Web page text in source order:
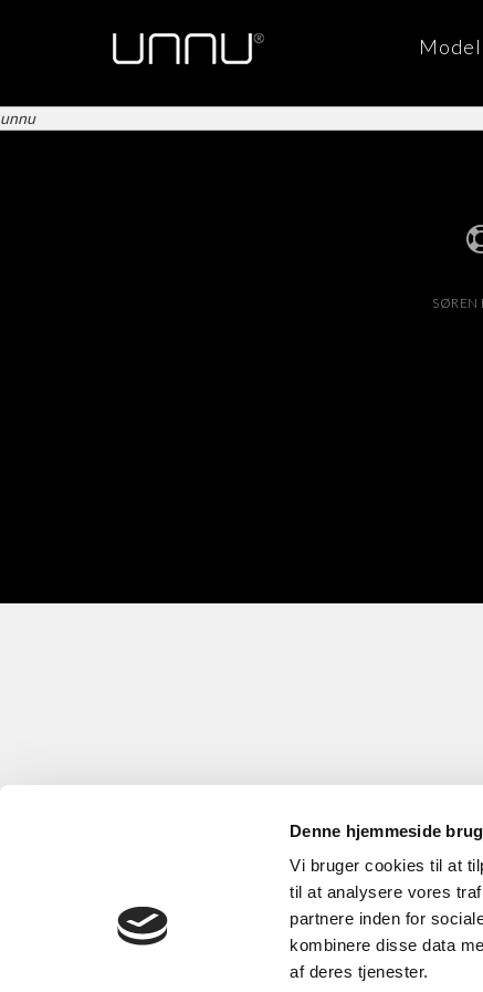
Denne hjemmeside
Vi bruger cookies til at
til at analysere vores
partnere inden for
kombinere disse data
af deres tjenester.
unnu
SØREN